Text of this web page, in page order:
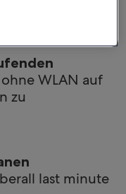
WLAN auf
zu
last minute